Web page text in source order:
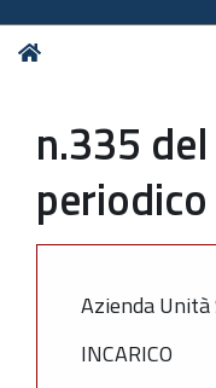
Tu
n.335
Azienda Unità
INCARICO